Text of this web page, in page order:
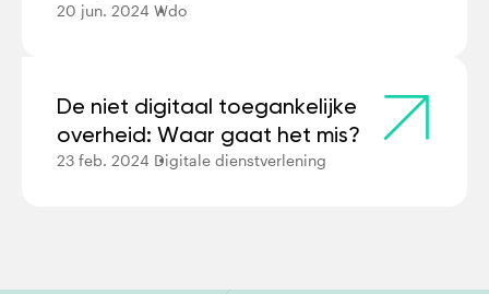
20 jun. 2024 Wdo
De niet digitaal toegankelijke
overheid: Waar gaat het mis?
23 feb. 2024 Digitale dienstverlening